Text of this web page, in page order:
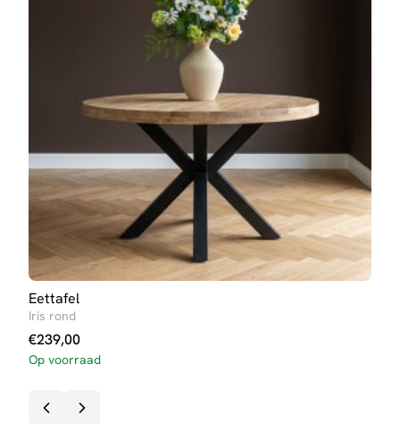
Eettafel
Iris rond
€239,00
Op voorraad